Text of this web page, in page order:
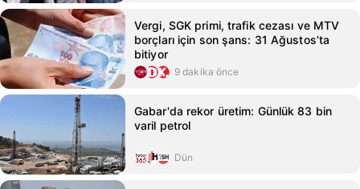
Vergi, SGK primi, trafik cezası ve MTV
borçları için son şans: 31 Ağustos’ta
bitiyor
9 dakika önce
Gabar'da rekor üretim: Günlük 83 bin
varil petrol
Dün